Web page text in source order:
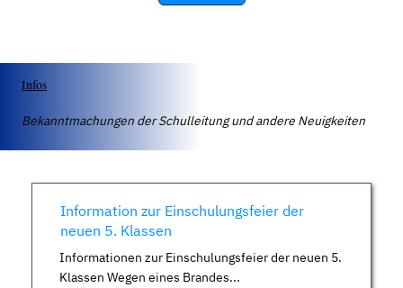
Infos
Bekanntmachungen der Schulleitung und andere Neuigkeiten
Information zur Einschulungsfeier der
neuen 5. Klassen
Informationen zur Einschulungsfeier der neuen 5.
Klassen Wegen eines Brandes...